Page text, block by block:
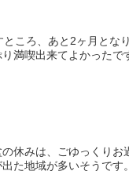
ころ、あと2ヶ月とな
満喫出来てよかったで
休みは、ごゆっくりお
た地域が多いそうです